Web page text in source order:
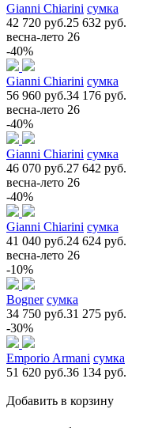
Gianni Chiarini сумка
42 720 руб.25 632 руб.
весна-лето 26
-40%
Gianni Chiarini сумка
56 960 руб.34 176 руб.
весна-лето 26
-40%
Gianni Chiarini сумка
46 070 руб.27 642 руб.
весна-лето 26
-40%
Gianni Chiarini сумка
41 040 руб.24 624 руб.
весна-лето 26
-10%
Bogner сумка
34 750 руб.31 275 руб.
-30%
Emporio Armani сумка
51 620 руб.36 134 руб.
Добавить в корзину